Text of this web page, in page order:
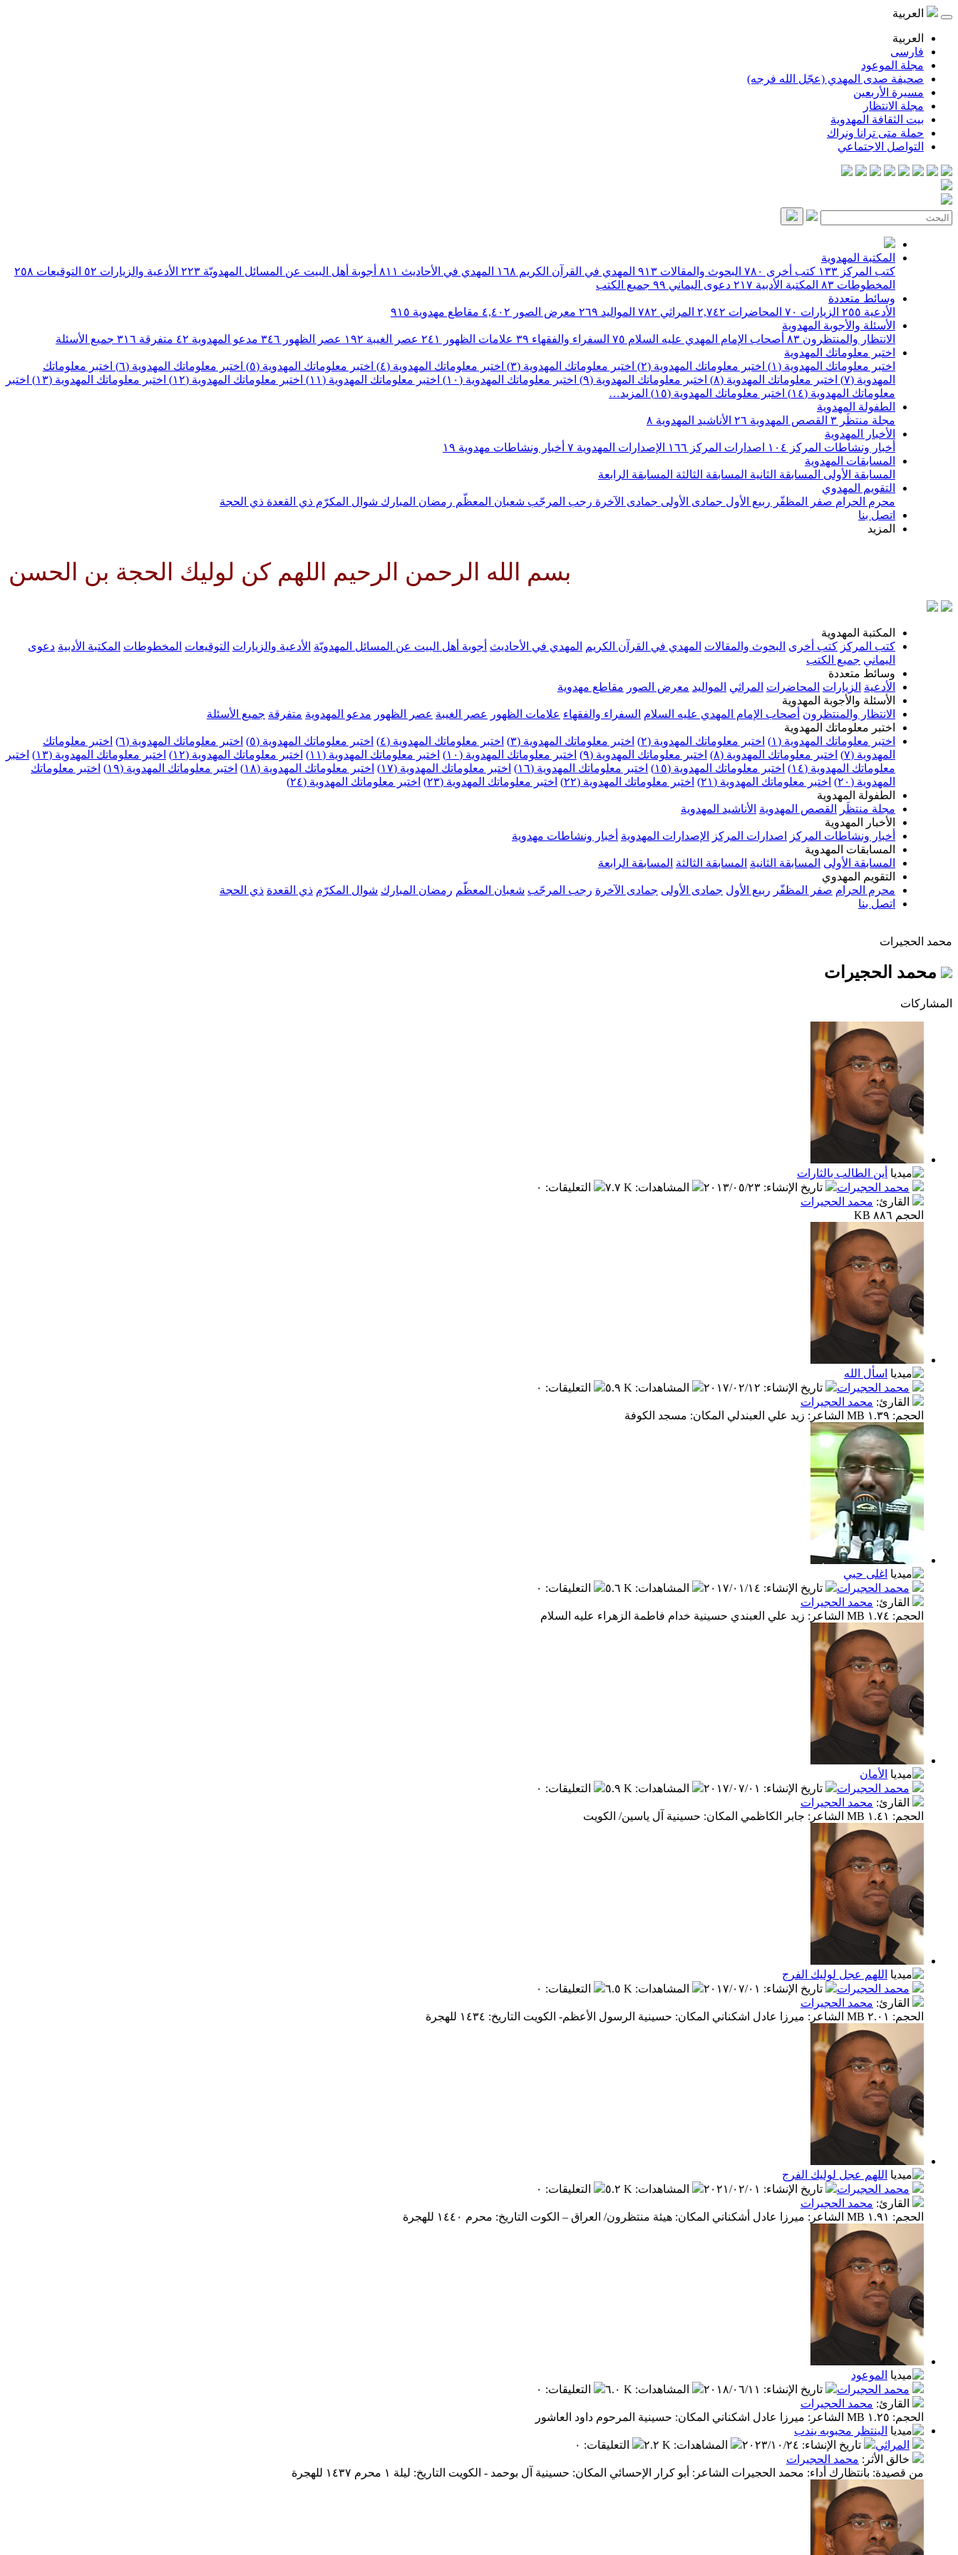
العربية
العربية
فارسی
مجلة الموعود
صحيفة صدى المهدي (عجّل الله فرجه)
مسيرة الأربعين
مجلة الانتظار
بيت الثقافة المهدوية
حملة متى ترانا ونراك
التواصل الاجتماعي
المكتبة المهدوية
كتب المركز ١٣٣ كتب أخرى ٧٨٠ البحوث والمقالات ٩١٣ المهدي في القرآن الكريم ١٦٨ المهدي في الأحاديث ٨١١ أجوبة أهل البيت عن المسائل المهدويّة ٢٢٣ الأدعية والزيارات ٥٢ التوقيعات ٢٥٨
المخطوطات ٨٣ المكتبة الأدبية ٢١٧ دعوى اليماني ٩٩ جميع الكتب
وسائط متعددة
الأدعية ٢٥٥ الزيارات ٧٠ المحاضرات ٢,٧٤٢ المراثي ٧٨٢ المواليد ٢٦٩ معرض الصور ٤,٤٠٢ مقاطع مهدوية ٩١٥
الأسئلة والأجوبة المهدوية
الانتظار والمنتظرون ٨٣ أصحاب الإمام المهدي عليه السلام ٧٥ السفراء والفقهاء ٣٩ علامات الظهور ٢٤١ عصر الغيبة ١٩٢ عصر الظهور ٣٤٦ مدعو المهدوية ٤٢ متفرقة ٣١٦ جميع الأسئلة
اختبر معلوماتك المهدوية
اختبر معلوماتك المهدوية (١)
اختبر معلوماتك المهدوية (٢) اختبر معلوماتك المهدوية (٣) اختبر معلوماتك المهدوية (٤) اختبر معلوماتك المهدوية (٥) اختبر معلوماتك المهدوية (٦)
اختبر معلوماتك
المهدوية (٧)
اختبر معلوماتك المهدوية (٨) اختبر معلوماتك المهدوية (٩) اختبر معلوماتك المهدوية (١٠) اختبر معلوماتك المهدوية (١١) اختبر معلوماتك المهدوية (١٢) اختبر معلوماتك المهدوية (١٣)
اختبر
معلوماتك المهدوية (١٤)
اختبر معلوماتك المهدوية (١٥)
المزيد…
الطفولة المهدوية
مجلة منتظَر ٣ القصص المهدوية ٢٦ الأناشيد المهدوية ٨
الأخبار المهدوية
أخبار ونشاطات المركز ١٠٤ اصدارات المركز ١٦٦ الإصدارات المهدوية ٧ أخبار ونشاطات مهدوية ١٩
المسابقات المهدوية
المسابقة الأولى المسابقة الثانية المسابقة الثالثة المسابقة الرابعة
التقويم المهدوي
محرم الحرام صفر المظفّر ربيع الأول جمادى الأولى جمادى الآخرة رجب المرجّب شعبان المعظّم رمضان المبارك شوال المكرّم ذي القعدة ذي الحجة
اتصل بنا
المزيد
بسم الله الرحمن الرحيم اللهم كن لوليك الحجة بن الحسن صلواتك
المكتبة المهدوية
كتب المركز كتب أخرى البحوث والمقالات المهدي في القرآن الكريم المهدي في الأحاديث أجوبة أهل البيت عن المسائل المهدويّة الأدعية والزيارات التوقيعات المخطوطات المكتبة الأدبية دعوى
اليماني جميع الكتب
وسائط متعددة
الأدعية الزيارات المحاضرات المراثي المواليد معرض الصور مقاطع مهدوية
الأسئلة والأجوبة المهدوية
الانتظار والمنتظرون أصحاب الإمام المهدي عليه السلام السفراء والفقهاء علامات الظهور عصر الغيبة عصر الظهور مدعو المهدوية متفرقة جميع الأسئلة
اختبر معلوماتك المهدوية
اختبر معلوماتك المهدوية (١)
اختبر معلوماتك المهدوية (٢) اختبر معلوماتك المهدوية (٣) اختبر معلوماتك المهدوية (٤) اختبر معلوماتك المهدوية (٥) اختبر معلوماتك المهدوية (٦)
اختبر معلوماتك
المهدوية (٧)
اختبر معلوماتك المهدوية (٨) اختبر معلوماتك المهدوية (٩) اختبر معلوماتك المهدوية (١٠) اختبر معلوماتك المهدوية (١١) اختبر معلوماتك المهدوية (١٢) اختبر معلوماتك المهدوية (١٣)
اختبر
معلوماتك المهدوية (١٤)
اختبر معلوماتك المهدوية (١٥) اختبر معلوماتك المهدوية (١٦) اختبر معلوماتك المهدوية (١٧) اختبر معلوماتك المهدوية (١٨) اختبر معلوماتك المهدوية (١٩)
اختبر معلوماتك
المهدوية (٢٠)
اختبر معلوماتك المهدوية (٢١) اختبر معلوماتك المهدوية (٢٢) اختبر معلوماتك المهدوية (٢٣)
اختبر معلوماتك المهدوية (٢٤)
الطفولة المهدوية
مجلة منتظَر
القصص المهدوية الأناشيد المهدوية
الأخبار المهدوية
أخبار ونشاطات المركز
اصدارات المركز الإصدارات المهدوية أخبار ونشاطات مهدوية
المسابقات المهدوية
المسابقة الأولى المسابقة الثانية المسابقة الثالثة المسابقة الرابعة
التقويم المهدوي
محرم الحرام صفر المظفّر ربيع الأول جمادى الأولى جمادى الآخرة رجب المرجّب شعبان المعظّم رمضان المبارك شوال المكرّم ذي القعدة ذي الحجة
اتصل بنا
محمد الحجيرات
محمد الحجيرات
المشاركات
أين الطالب بالثارات
محمد الحجيرات
تاريخ الإنشاء: ٢٠١٣/٠٥/٢٣ المشاهدات: ٧.٧ K التعليقات: ٠
القارئ: محمد الحجيرات
الحجم ٨٨٦ KB
اسأل الله
محمد الحجيرات
تاريخ الإنشاء: ٢٠١٧/٠٢/١٢ المشاهدات: ٥.٩ K التعليقات: ٠
القارئ: محمد الحجيرات
الحجم: ١.٣٩ MB الشاعر: زيد علي العبندلي المكان: مسجد الكوفة
اغلى حبي
محمد الحجيرات
تاريخ الإنشاء: ٢٠١٧/٠١/١٤ المشاهدات: ٥.٦ K التعليقات: ٠
القارئ: محمد الحجيرات
الحجم: ١.٧٤ MB الشاعر: زيد علي العبندي حسينية خدام فاطمة الزهراء عليه السلام
الأمان
محمد الحجيرات
تاريخ الإنشاء: ٢٠١٧/٠٧/٠١ المشاهدات: ٥.٩ K التعليقات: ٠
القارئ: محمد الحجيرات
الحجم: ١.٤١ MB الشاعر: جابر الكاظمي المكان: حسينية آل ياسين/ الكويت
اللهم عجل لوليك الفرج
محمد الحجيرات
تاريخ الإنشاء: ٢٠١٧/٠٧/٠١ المشاهدات: ٦.٥ K التعليقات: ٠
القارئ: محمد الحجيرات
الحجم: ٢.٠١ MB الشاعر: ميرزا عادل اشكناني المكان: حسينية الرسول الأعظم- الكويت التاريخ: ١٤٣٤ للهجرة
اللهم عجل لوليك الفرج
محمد الحجيرات
تاريخ الإنشاء: ٢٠٢١/٠٢/٠١ المشاهدات: ٥.٢ K التعليقات: ٠
القارئ: محمد الحجيرات
الحجم: ١.٩١ MB الشاعر: ميرزا عادل أشكناني المكان: هيئة منتظرون/ العراق – الكوت التاريخ: محرم ١٤٤٠ للهجرة
الموعود
محمد الحجيرات
تاريخ الإنشاء: ٢٠١٨/٠٦/١١ المشاهدات: ٦.٠ K التعليقات: ٠
القارئ: محمد الحجيرات
الحجم: ١.٢٥ MB الشاعر: ميرزا عادل اشكناني المكان: حسينية المرحوم داود العاشور
الينتظر محبوبه يندب
المراثي
تاريخ الإنشاء: ٢٠٢٣/١٠/٢٤ المشاهدات: ٢.٢ K التعليقات: ٠
خالق الأثر : محمد الحجيرات
من قصيدة: بانتظارك أداء: محمد الحجيرات الشاعر: أبو كرار الإحسائي المكان: حسينية آل بوحمد - الكويت التاريخ: ليلة ١ محرم ١٤٣٧ للهجرة